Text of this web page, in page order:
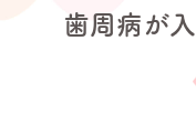
歯周病が